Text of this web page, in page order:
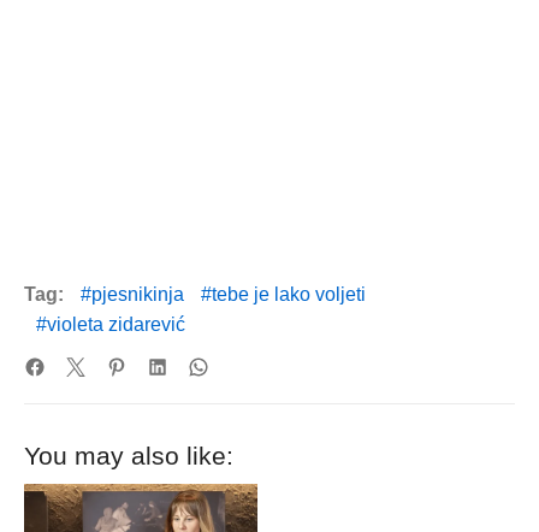
Tag: pjesnikinja
tebe je lako voljeti
violeta zidarević
You may also like: